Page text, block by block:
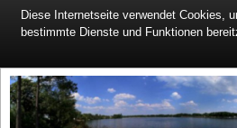
Diese Internetseite verwendet Cookies,
bestimmte Dienste und Funktionen